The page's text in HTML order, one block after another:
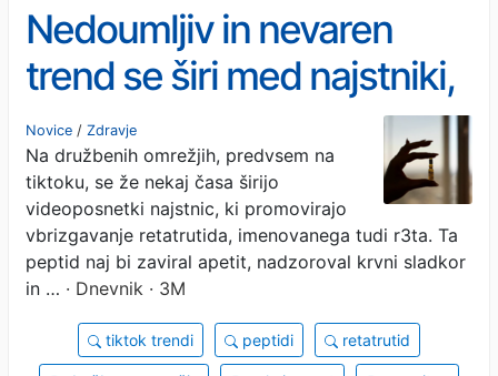
Nedoumljiv in nevaren
trend se širi med najstniki,
zdravstvena stroka
zaskrbljena
Novice / Zdravje
Na družbenih omrežjih, predvsem na
tiktoku, se že nekaj časa širijo
videoposnetki najstnic, ki promovirajo
vbrizgavanje retatrutida, imenovanega tudi r3ta. Ta
peptid naj bi zaviral apetit, nadzoroval krvni sladkor
in … · Dnevnik · 3M
tiktok trendi peptidi retatrutid